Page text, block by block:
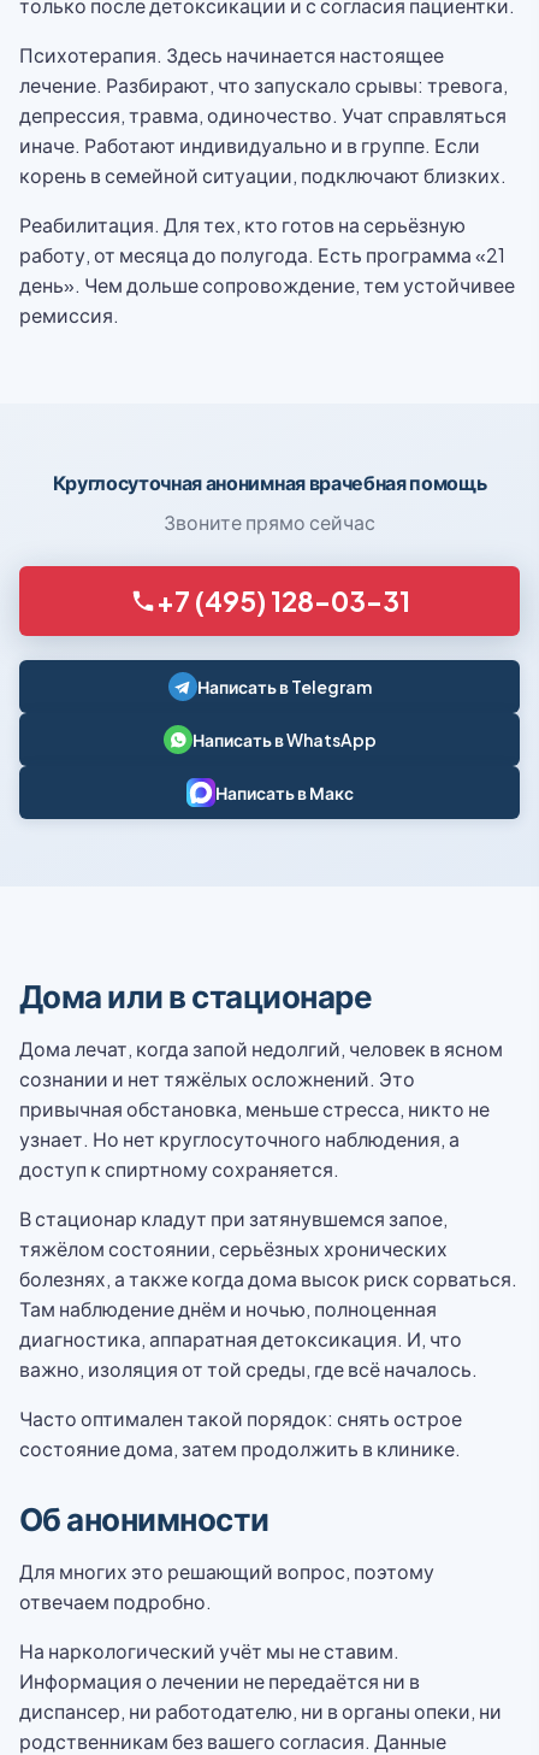
Психотерапия. Здесь начинается настоящее
лечение. Разбирают, что запускало срывы: тревога,
депрессия, травма, одиночество. Учат справляться
иначе. Работают индивидуально и в группе. Если
корень в семейной ситуации, подключают близких.
Реабилитация. Для тех, кто готов на серьёзную
работу, от месяца до полугода. Есть программа «21
день». Чем дольше сопровождение, тем устойчивее
ремиссия.
Круглосуточная анонимная врачебная помощь
Звоните прямо сейчас
+7 (495) 128-03-31
Написать в Telegram
Написать в WhatsApp
Написать в Макс
Дома или в стационаре
Дома лечат, когда запой недолгий, человек в ясном
сознании и нет тяжёлых осложнений. Это
привычная обстановка, меньше стресса, никто не
узнает. Но нет круглосуточного наблюдения, а
доступ к спиртному сохраняется.
В стационар кладут при затянувшемся запое,
тяжёлом состоянии, серьёзных хронических
болезнях, а также когда дома высок риск сорваться.
Там наблюдение днём и ночью, полноценная
диагностика, аппаратная детоксикация. И, что
важно, изоляция от той среды, где всё началось.
Часто оптимален такой порядок: снять острое
состояние дома, затем продолжить в клинике.
Об анонимности
Для многих это решающий вопрос, поэтому
отвечаем подробно.
На наркологический учёт мы не ставим.
Информация о лечении не передаётся ни в
диспансер, ни работодателю, ни в органы опеки, ни
родственникам без вашего согласия. Данные